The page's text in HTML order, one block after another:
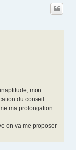
mon
du conseil
ma prolongation
on va me proposer